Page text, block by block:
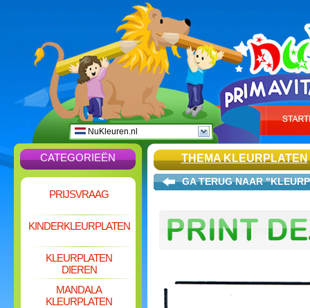
NuKleuren.nl
CATEGORIEËN
PRIJSVRAAG
KINDERKLEURPLATEN
KLEURPLATEN
DIEREN
MANDALA
KLEURPLATEN
THEMA KLEURPLATEN
GA TERUG NAAR